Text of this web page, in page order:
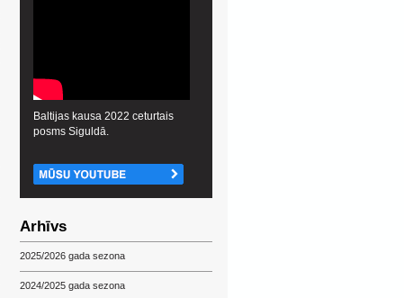
Baltijas kausa 2022 ceturtais
posms Siguldā.
Arhīvs
2025/2026 gada sezona
2024/2025 gada sezona